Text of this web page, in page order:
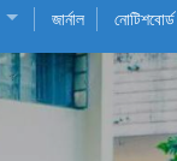
জার্নাল নোটিশবোর্ড